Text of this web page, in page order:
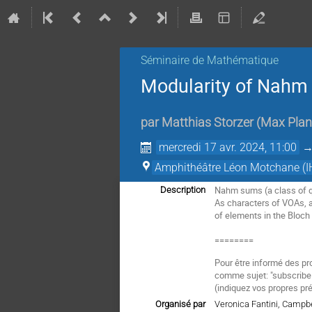
Séminaire de Mathématique
Modularity of
par Matthias Storzer (Max
mercredi 17 avr. 2024, 11:00 →
Amphithéâtre Léon Motchane
Description
Nahm sums (a class of
As characters of VOAs,
of elements in the
========
Pour être informé des
comme sujet:
(indiquez vos propres
Organisé par
Veronica Fantini,